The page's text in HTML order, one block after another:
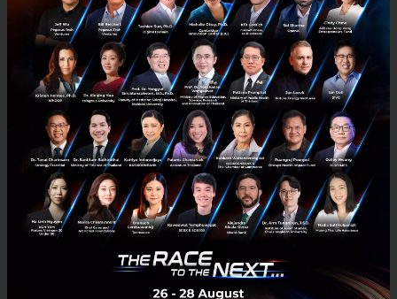
สุดท้ายแล้ว ใครจะครองตลาด Southeast Asia
เมื่อเจาะลงในประเทศที่มีประชากรจำนวนมากอย่าง
ฟิลิปปินส์และอินโดนีเซีย การสำรวจพบว่าผู้ใช้อินเท
อร์เน็ทฟิลิปปินส์ได้ลงทะเบียน Netflix สูงถึง 60
เปอร์เซ็นต์ ส่วนผู้ใช้ที่ลงทะเบียนกับ iFlix คิดเป็น 39
เปอร์เซ็นต์ ในอินโดนีเซีย มีผู้ใช้บริการ iFlix มากกว่า
Netflix แต่ความต้องการแท้จริงอาจยังประเมินไม่ได้
เนื่องจาก Netflix เพิ่งได้รับอนุญาตกลับมาให้บริการใน
อินโดนีเซียได้ไม่นาน หลังจากถูกสั่งแบนเนื้อหาไปนานนับ